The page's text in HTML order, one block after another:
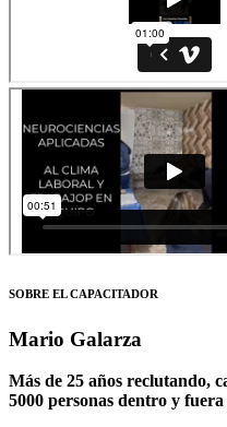
SOBRE EL CAPACITADOR
Mario Galarza
Más de 25 años reclutando,
5000 personas dentro y fuera